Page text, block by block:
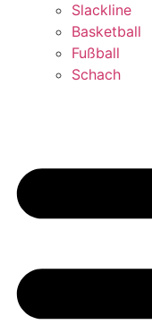
Slackline
Basketball
Fußball
Schach